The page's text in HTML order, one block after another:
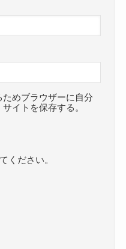
めブラウザーに自分
イトを保存する。
ください。